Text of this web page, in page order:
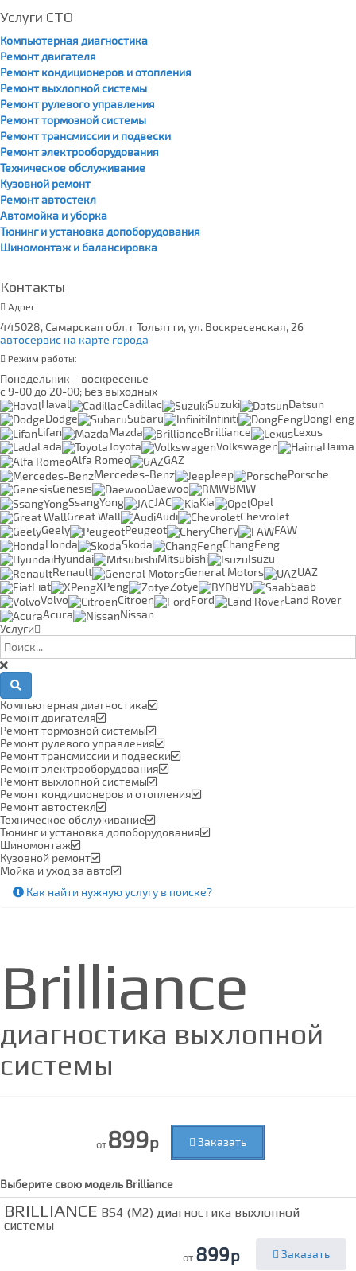
Услуги СТО
Компьютерная диагностика
Ремонт двигателя
Ремонт кондиционеров и отопления
Ремонт выхлопной системы
Ремонт рулевого управления
Ремонт тормозной системы
Ремонт трансмиссии и подвески
Ремонт электрооборудования
Техническое обслуживание
Кузовной ремонт
Ремонт автостекл
Автомойка и уборка
Тюнинг и установка допоборудования
Шиномонтаж и балансировка
Контакты
Адрес:
445028, Самарская обл, г Тольятти, ул. Воскресенская, 26
автосервис на карте города
Режим работы:
Понедельник – воскресенье
с 9-00 до 20-00; Без выходных
Haval
Cadillac Suzuki
Datsun
Dodge
Subaru Infiniti
DongFeng
Lifan
Mazda Brilliance
Lexus
Lada
Toyota Volkswagen
Haima
Alfa Romeo
GAZ
Mercedes-Benz
Jeep
Porsche
Genesis
Daewoo
BMW
SsangYong
JAC Kia
Opel
Great Wall
Audi
Chevrolet
Geely
Peugeot Chery
FAW
Honda
Skoda
ChangFeng
Hyundai
Mitsubishi
Isuzu
Renault
General Motors
UAZ
Fiat
XPeng Zotye BYD
Saab
Volvo
Citroen Ford
Land Rover
Acura
Nissan
Услуги
Компьютерная диагностика
Ремонт двигателя
Ремонт тормозной системы
Ремонт рулевого управления
Ремонт трансмиссии и подвески
Ремонт электрооборудования
Ремонт выхлопной системы
Ремонт кондиционеров и отопления
Ремонт автостекл
Техническое обслуживание
Тюнинг и установка допоборудования
Шиномонтаж
Кузовной ремонт
Мойка и уход за авто
Как найти нужную услугу в поиске?
Brilliance
диагностика выхлопной
системы
от 899р Заказать
Выберите свою модельBrilliance
BRILLIANCE BS4 (M2) диагностика выхлопной
системы
от 899р Заказать